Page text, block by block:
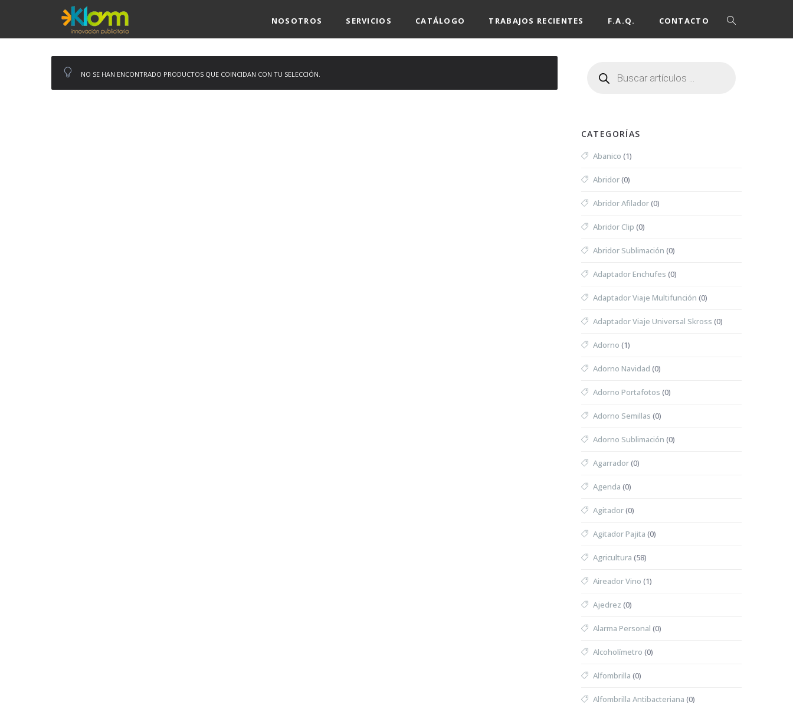
NOSOTROS SERVICIOS CATÁLOGO TRABAJOS RECIENTES F.A.Q. CONTACTO
NO SE HAN ENCONTRADO PRODUCTOS QUE COINCIDAN CON TU SELECCIÓN.
CATEGORÍAS
Abanico (1)
Abridor(0)
Abridor Afilador(0)
Abridor Clip (0)
Abridor Sublimación (0)
Adaptador Enchufes (0)
Adaptador Viaje Multifunción (0)
Adaptador Viaje Universal Skross (0)
Adorno (1)
Adorno Navidad (0)
Adorno Portafotos (0)
Adorno Semillas (0)
Adorno Sublimación (0)
Agarrador(0)
Agenda (0)
Agitador(0)
Agitador Pajita (0)
Agricultura (58)
Aireador Vino (1)
Ajedrez (0)
Alarma Personal (0)
Alcoholímetro (0)
Alfombrilla (0)
Alfombrilla Antibacteriana (0)